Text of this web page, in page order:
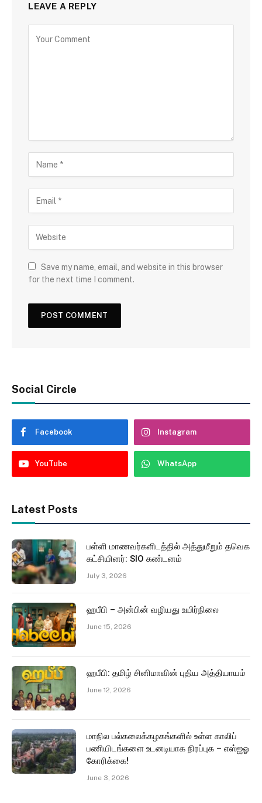
LEAVE A REPLY
Save my name, email, and website in this browser
for the next time I comment.
Social Circle
Facebook Instagram
YouTube WhatsApp
Latest Posts
பள்ளி மாணவர்களிடத்தில் அத்துமீறும் தவெக
கட்சியினர்: SIO கண்டனம்
July 3, 2026
ஹபீபி – அன்பின் வழியது உயிர்நிலை
June 15, 2026
ஹபீபி: தமிழ் சினிமாவின் புதிய அத்தியாயம்
June 12, 2026
மாநில பல்கலைக்கழகங்களில் உள்ள காலிப்
பணியிடங்களை உடனடியாக நிரப்புக – எஸ்ஐஓ
கோரிக்கை!
June 3, 2026